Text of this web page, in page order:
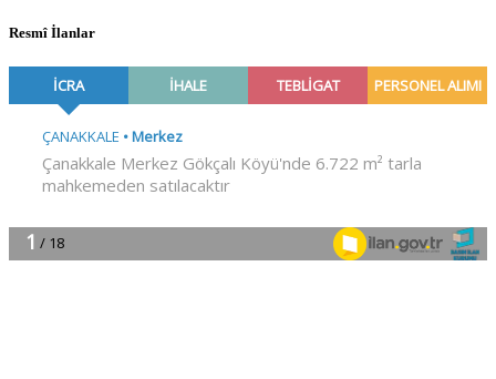
Resmî İlanlar